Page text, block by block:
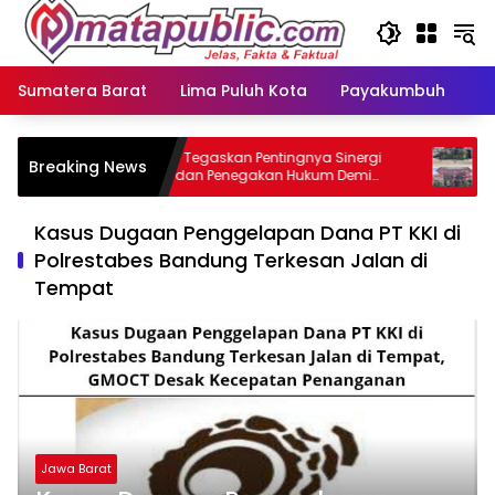
Langsung
konten
Sumatera Barat
Lima Puluh Kota Payakumbuh
Breaking NewsGMOCT Tegaskan Pentingnya Sinergi
Media dan Penegakan Hukum Demi
Masa Depan Kabupaten Limapuluh Kota
Kasus Dugaan Penggelapan Dana PT KKI di
Polrestabes Bandung Terkesan Jalan di
Tempat
Jawa Barat